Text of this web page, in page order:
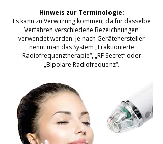
Hinweis zur Terminologie:
Es kann zu Verwirrung kommen, da für dasselbe
Verfahren verschiedene Bezeichnungen
verwendet werden. Je nach Gerätehersteller
nennt man das System „Fraktionierte
Radiofrequenztherapie“, „RF Secret“ oder
„Bipolare Radiofrequenz“.